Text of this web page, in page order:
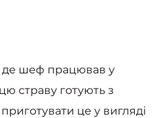
де шеф працював у
страву готують з
це у вигляді